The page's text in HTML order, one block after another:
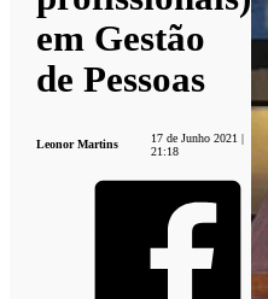
em Gestão
de Pessoas
Leonor Martins
17 de Junho 2021 |
21:18